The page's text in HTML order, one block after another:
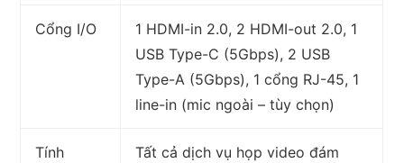
Cổng I/O
1 HDMI-in 2.0, 2 HDMI-out 2.0, 1
USB Type-C (5Gbps), 2 USB
Type-A (5Gbps), 1 cổng RJ-45, 1
line-in (mic ngoài – tùy chọn)
Tính
Tất cả dịch vụ họp video đám